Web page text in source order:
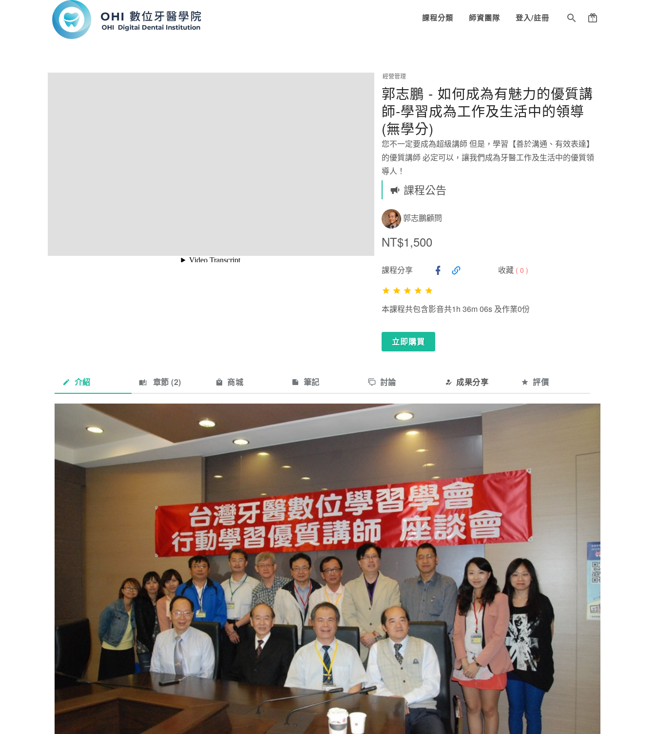
課程分類 師資團隊 登入/註冊
經營管理
郭志鵬 - 如何成為有魅力的優質講
師-學習成為工作及生活中的領導
(無學分)
您不一定要成為超級講師 但是，學習【善於溝通、有效表達】
的優質講師 必定可以，讓我們成為牙醫工作及生活中的優質領
導人！
課程公告
郭志鵬顧問
NT$1,500
課程分享 收藏 (0)
本課程共包含影音共1h 36m 06s 及作業0份
立即購買
介紹 章節 (2) 商城 筆記 討論 成果分享 評價